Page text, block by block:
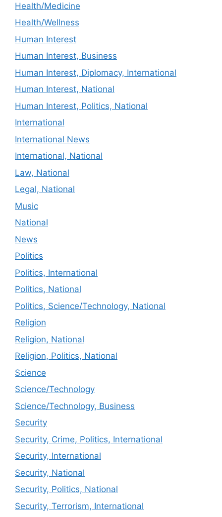
Health/Medicine
Health/Wellness
Human Interest
Human Interest, Business
Human Interest, Diplomacy, International
Human Interest, National
Human Interest, Politics, National
International
International News
International, National
Law, National
Legal, National
Music
National
News
Politics
Politics, International
Politics, National
Politics, Science/Technology, National
Religion
Religion, National
Religion, Politics, National
Science
Science/Technology
Science/Technology, Business
Security
Security, Crime, Politics, International
Security, International
Security, National
Security, Politics, National
Security, Terrorism, International